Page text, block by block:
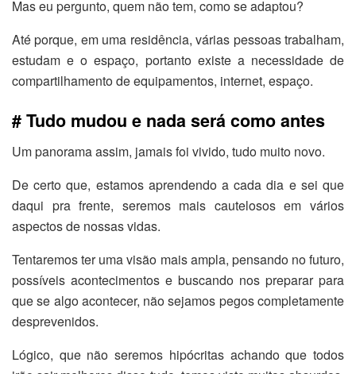
Mas eu pergunto, quem não tem, como se adaptou?
Até porque, em uma residência, várias pessoas trabalham,
estudam e o espaço, portanto existe a necessidade de
compartilhamento de equipamentos, internet, espaço.
# Tudo mudou e nada será como antes
Um panorama assim, jamais foi vivido, tudo muito novo.
De certo que, estamos aprendendo a cada dia e sei que
daqui pra frente, seremos mais cautelosos em vários
aspectos de nossas vidas.
Tentaremos ter uma visão mais ampla, pensando no futuro,
possíveis acontecimentos e buscando nos preparar para
que se algo acontecer, não sejamos pegos completamente
desprevenidos.
Lógico, que não seremos hipócritas achando que todos